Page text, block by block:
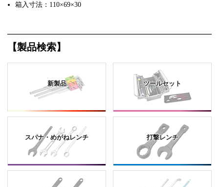
箱入寸法：110×69×30
【製品検索】
新製品 ツールセット
スパナ・めがねレンチ 打撃レンチ